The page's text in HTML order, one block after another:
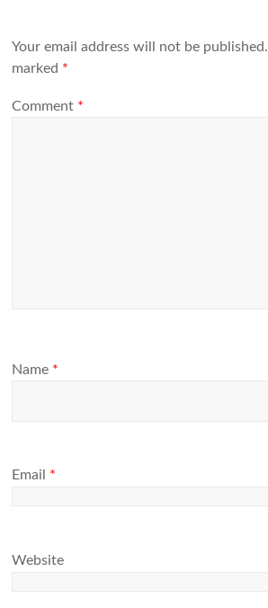
Your email address will not be published.
marked *
Comment *
Name *
Email *
Website